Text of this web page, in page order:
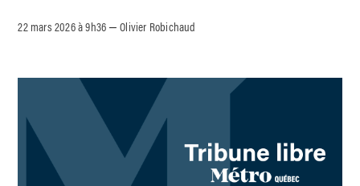
22 mars 2026 à 9h36 –Olivier Robichaud